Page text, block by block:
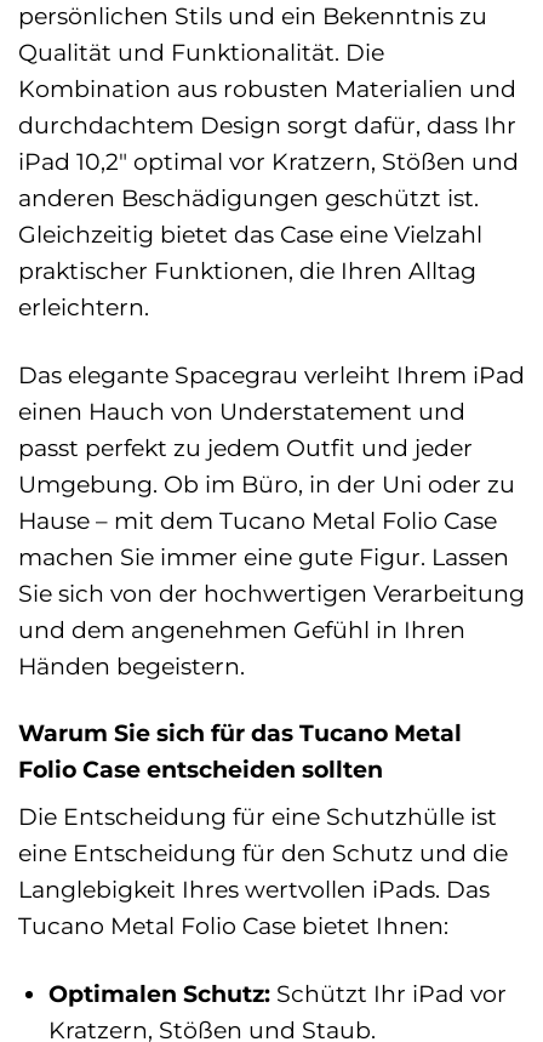
persönlichen Stils und ein Bekenntnis zu
Qualität und Funktionalität. Die
Kombination aus robusten Materialien und
durchdachtem Design sorgt dafür, dass Ihr
iPad 10,2″ optimal vor Kratzern, Stößen und
anderen Beschädigungen geschützt ist.
Gleichzeitig bietet das Case eine Vielzahl
praktischer Funktionen, die Ihren Alltag
erleichtern.
Das elegante Spacegrau verleiht Ihrem iPad
einen Hauch von Understatement und
passt perfekt zu jedem Outfit und jeder
Umgebung. Ob im Büro, in der Uni oder zu
Hause – mit dem Tucano Metal Folio Case
machen Sie immer eine gute Figur. Lassen
Sie sich von der hochwertigen Verarbeitung
und dem angenehmen Gefühl in Ihren
Händen begeistern.
Warum Sie sich für das Tucano Metal
Folio Case entscheiden sollten
Die Entscheidung für eine Schutzhülle ist
eine Entscheidung für den Schutz und die
Langlebigkeit Ihres wertvollen iPads. Das
Tucano Metal Folio Case bietet Ihnen:
Optimalen Schutz: Schützt Ihr iPad vor
Kratzern, Stößen und Staub.